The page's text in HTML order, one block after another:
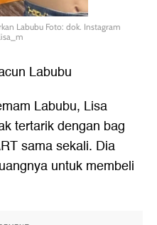
Labubu Foto: dok. Instagram
Labubu
Labubu, Lisa
tertarik dengan bag
sama sekali. Dia
untuk membeli